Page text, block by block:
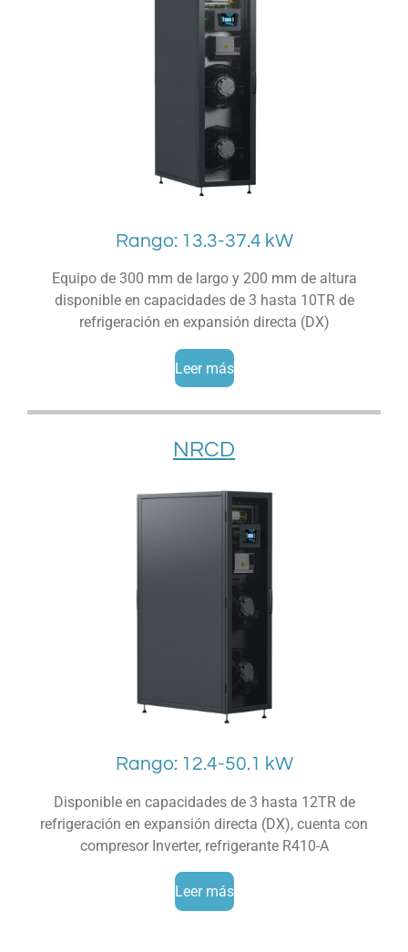
Rango: 13.3-37.4 kW
Equipo de 300 mm de largo y 200 mm de altura
disponible en capacidades de 3 hasta 10TR de
refrigeración en expansión directa (DX)
Leer más
NRCD
Rango: 12.4-50.1 kW
Disponible en capacidades de 3 hasta 12TR de
refrigeración en expansión directa (DX), cuenta con
compresor Inverter, refrigerante R410-A
Leer más